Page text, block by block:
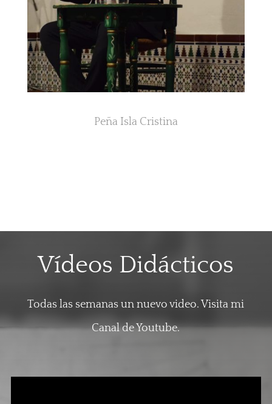
Peña Isla Cristina
Vídeos Didácticos
Todas las semanas un nuevo video. Visita mi
Canal de Youtube.